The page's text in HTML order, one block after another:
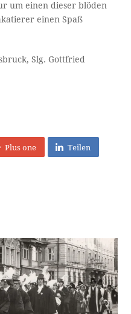
um einen dieser blöden
einen Spaß
Slg. Gottfried
Plus one Teilen